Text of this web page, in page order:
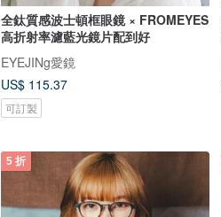
全鈦質感波士頓框眼鏡 × FROMEYES
高折射率濾藍光鏡片配到好
EYEJINg愛鏡
US$ 115.37
可訂製
5 折